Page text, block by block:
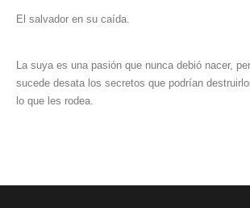
El salvador en su caída.
La suya es una pasión que nunca debió nacer,
sucede desata los secretos que podrían
lo que les rodea.